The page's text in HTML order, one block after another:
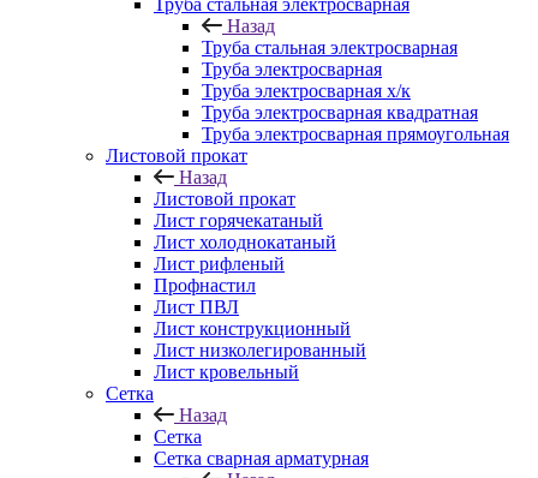
Труба стальная электросварная
Назад
Труба стальная электросварная
Труба электросварная
Труба электросварная х/к
Труба электросварная квадратная
Труба электросварная прямоугольная
Листовой прокат
Назад
Листовой прокат
Лист горячекатаный
Лист холоднокатаный
Лист рифленый
Профнастил
Лист ПВЛ
Лист конструкционный
Лист низколегированный
Лист кровельный
Сетка
Назад
Сетка
Сетка сварная арматурная